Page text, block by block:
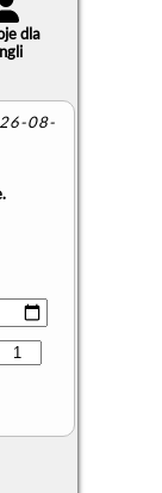
dla
08-